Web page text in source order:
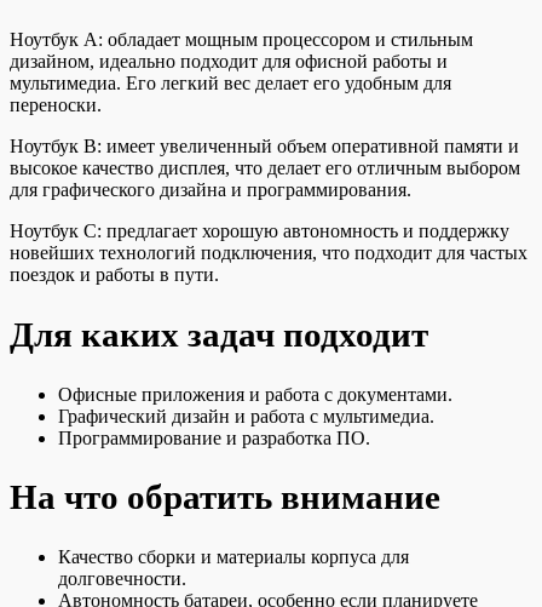
Ноутбук A: обладает мощным процессором и стильным
дизайном, идеально подходит для офисной работы и
мультимедиа. Его легкий вес делает его удобным для
переноски.
Ноутбук B: имеет увеличенный объем оперативной памяти и
высокое качество дисплея, что делает его отличным выбором
для графического дизайна и программирования.
Ноутбук C: предлагает хорошую автономность и поддержку
новейших технологий подключения, что подходит для частых
поездок и работы в пути.
Для каких задач подходит
Офисные приложения и работа с документами.
Графический дизайн и работа с мультимедиа.
Программирование и разработка ПО.
На что обратить внимание
Качество сборки и материалы корпуса для
долговечности.
Автономность батареи, особенно если планируете